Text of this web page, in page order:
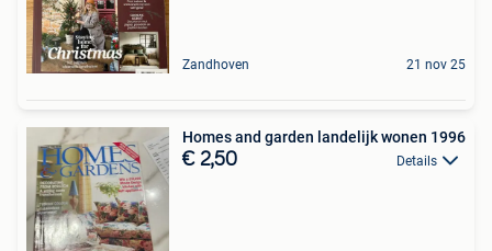
Zandhoven 21 nov 25
Homes and garden landelijk wonen 1996
€ 2,50 Details